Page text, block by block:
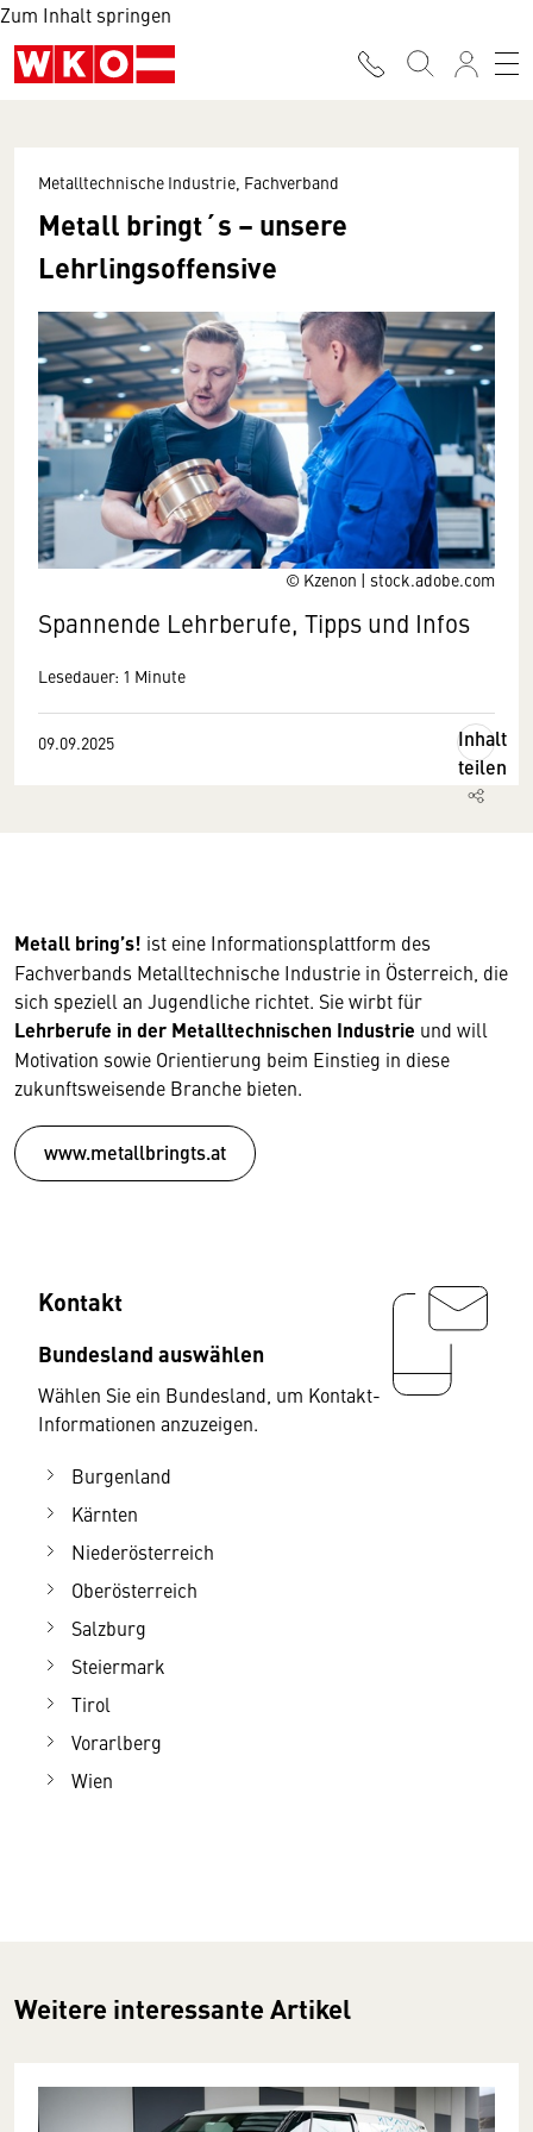
Zum Inhalt springen
© Kzenon | stock.adobe.com
Metalltechnische Industrie, Fachverband
Metall bringt´s – unsere
Lehrlingsoffensive
Spannende Lehrberufe, Tipps und Infos
Lesedauer: 1 Minute
09.09.2025
Inhalt
teilen
Metall bring’s! ist eine Informationsplattform des
Fachverbands Metalltechnische Industrie in Österreich, die
sich speziell an Jugendliche richtet. Sie wirbt für
Lehrberufe in der Metalltechnischen Industrie und will
Motivation sowie Orientierung beim Einstieg in diese
zukunftsweisende Branche bieten.
www.metallbringts.at
Kontakt
Bundesland auswählen
Wählen Sie ein Bundesland, um Kontakt-
Informationen anzuzeigen.
Burgenland
Kärnten
Niederösterreich
Oberösterreich
Salzburg
Steiermark
Tirol
Vorarlberg
Wien
Weitere interessante Artikel